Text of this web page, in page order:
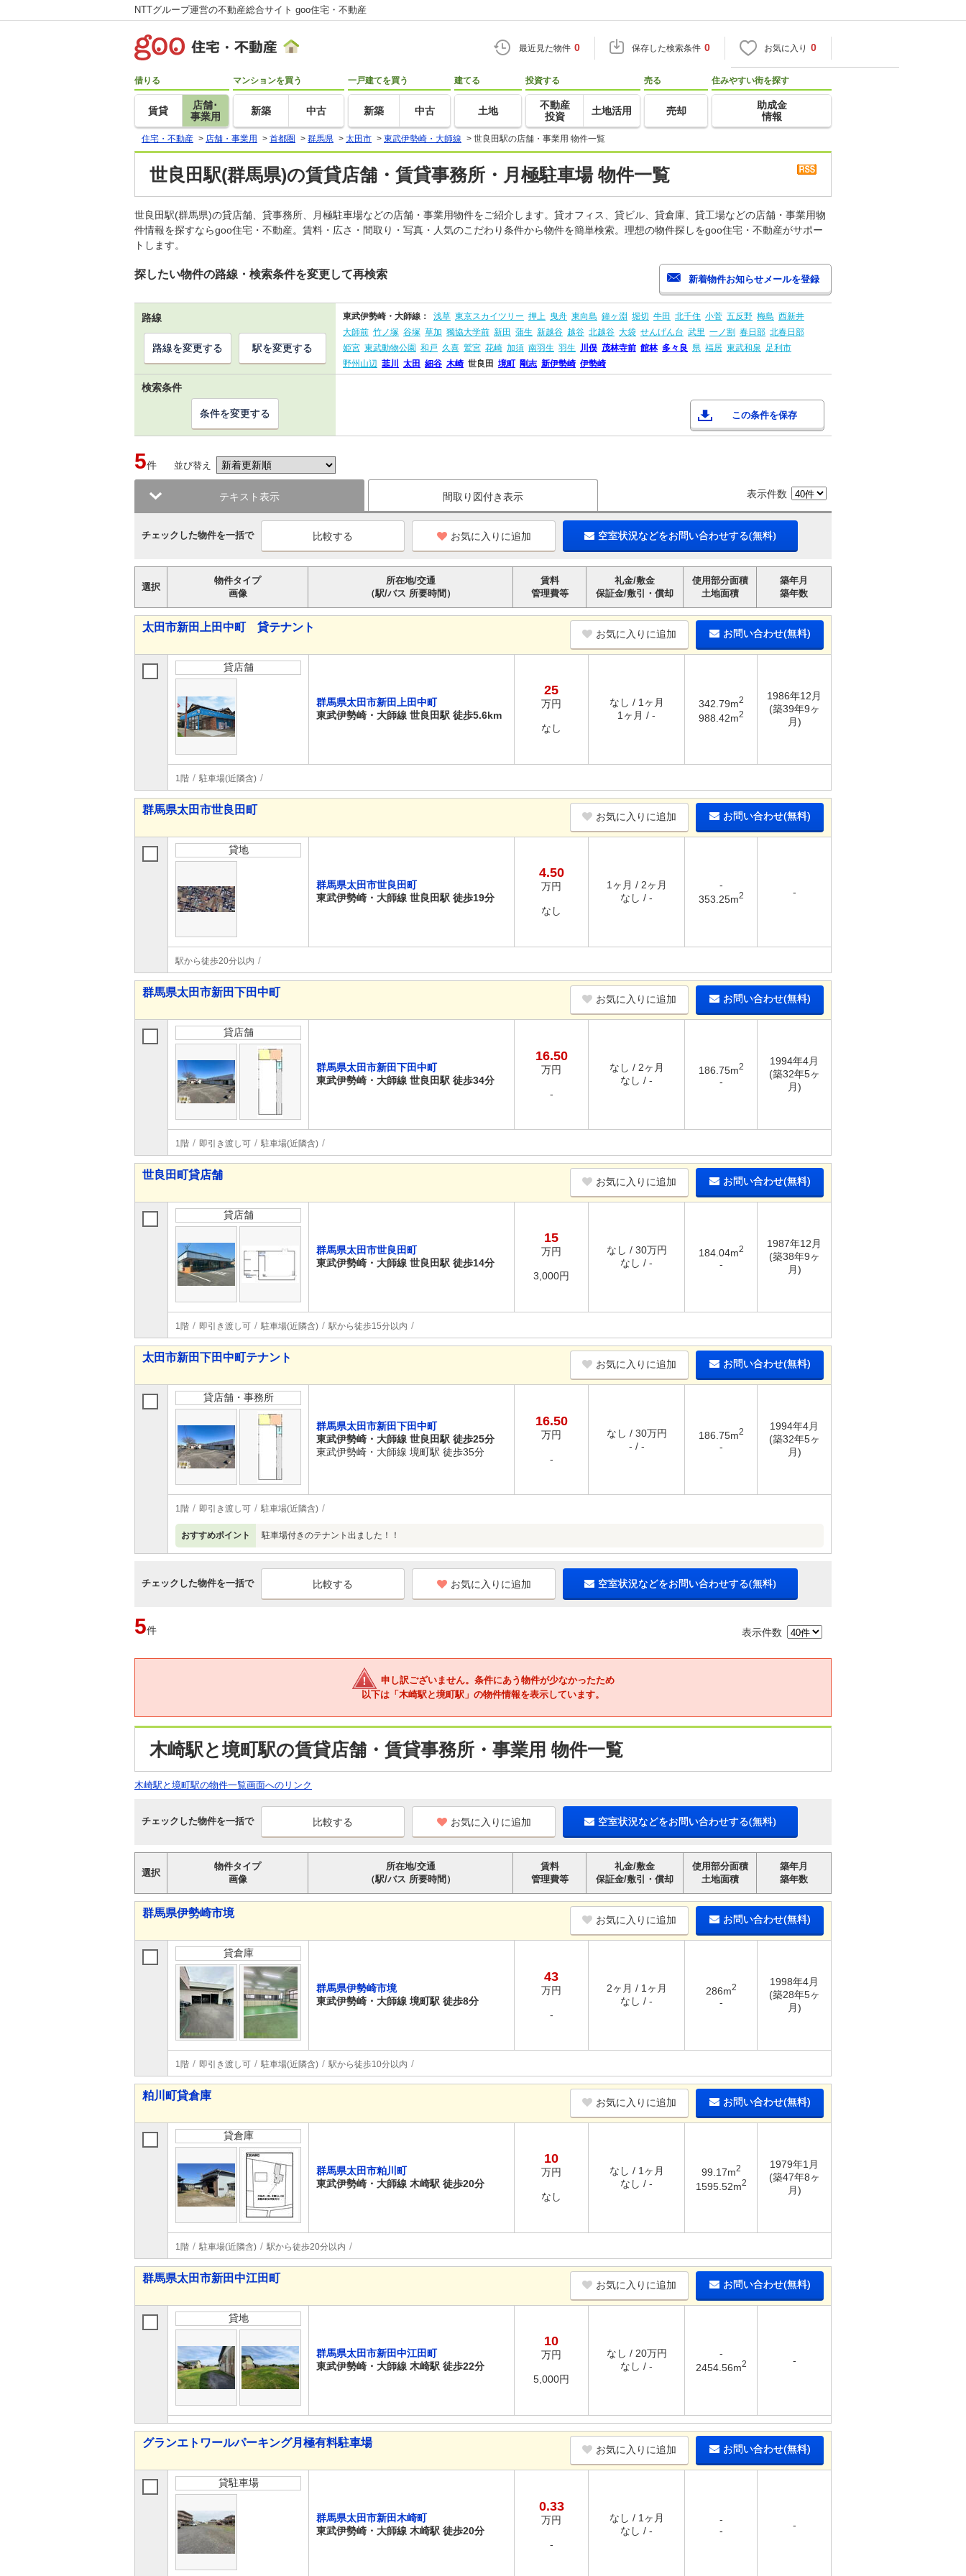
NTTグループ運営の不動産総合サイト goo住宅・不動産
最近見た物件 0 保存した検索条件 0 お気に入り 0
借りる
賃貸
店舗･
事業用
マンションを買う
新築 中古
一戸建てを買う
新築 中古
建てる
土地
投資する
不動産
投資
土地活用
売る
売却
住みやすい街を探す
助成金
情報
住宅・不動産 > 店舗・事業用 > 首都圏 > 群馬県 > 太田市 > 東武伊勢崎・大師線 > 世良田駅の店舗・事業用 物件一覧
世良田駅(群馬県)の賃貸店舗・賃貸事務所・月極駐車場 物件一覧
世良田駅(群馬県)の貸店舗、貸事務所、月極駐車場などの店舗・事業用物件をご紹介します。貸オフィス、貸ビル、貸倉庫、貸工場などの店舗・事業用物
件情報を探すならgoo住宅・不動産。賃料・広さ・間取り・写真・人気のこだわり条件から物件を簡単検索。理想の物件探しをgoo住宅・不動産がサポー
トします。
探したい物件の路線・検索条件を変更して再検索
路線 東武伊勢崎・大師線： 浅草 東京スカイツリー 押上 曳舟 東向島 鐘ヶ淵 堀切 牛田 北千住 小菅 五反野 梅島 西新井
大師前 竹ノ塚 谷塚 草加 獨協大学前 新田 蒲生 新越谷 越谷 北越谷 大袋 せんげん台 武里 一ノ割 春日部 北春日部
姫宮 東武動物公園 和戸 久喜 鷲宮 花崎 加須 南羽生 羽生 川俣 茂林寺前 館林 多々良 県 福居 東武和泉 足利市
野州山辺 韮川 太田 細谷 木崎 世良田 境町 剛志 新伊勢崎 伊勢崎
路線を変更する 駅を変更する
検索条件
この条件を保存
条件を変更する
5件 並び替え
テキスト表示 間取り図付き表示 表示件数
チェックした物件を一括で お気に入りに追加 空室状況などをお問い合わせする(無料)
選択
物件タイプ
画像
所在地/交通
（駅/バス 所要時間）
賃料
管理費等
礼金/敷金
保証金/敷引・償却
使用部分面積
土地面積
築年月
築年数
太田市新田上田中町 貸テナント
お気に入りに追加 お問い合わせ(無料)
貸店舗
群馬県太田市新田上田中町
東武伊勢崎・大師線 世良田駅 徒歩5.6km
25
万円
なし
なし / 1ヶ月
1ヶ月 / -
342.79m2
988.42m2
1986年12月
(築39年9ヶ
月)
1階 駐車場(近隣含)
群馬県太田市世良田町
お気に入りに追加 お問い合わせ(無料)
貸地
群馬県太田市世良田町
東武伊勢崎・大師線 世良田駅 徒歩19分
4.50
万円
なし
1ヶ月 / 2ヶ月
なし / -
-
353.25m2 -
駅から徒歩20分以内
群馬県太田市新田下田中町
お気に入りに追加 お問い合わせ(無料)
貸店舗
群馬県太田市新田下田中町
東武伊勢崎・大師線 世良田駅 徒歩34分
16.50
万円
-
なし / 2ヶ月
なし / -
186.75m2
-
1994年4月
(築32年5ヶ
月)
1階 即引き渡し可 駐車場(近隣含)
世良田町貸店舗
お気に入りに追加 お問い合わせ(無料)
貸店舗
群馬県太田市世良田町
東武伊勢崎・大師線 世良田駅 徒歩14分
15
万円
3,000円
なし / 30万円
なし / -
184.04m2
-
1987年12月
(築38年9ヶ
月)
1階 即引き渡し可 駐車場(近隣含) 駅から徒歩15分以内
太田市新田下田中町テナント
お気に入りに追加 お問い合わせ(無料)
貸店舗・事務所
群馬県太田市新田下田中町
東武伊勢崎・大師線 世良田駅 徒歩25分
東武伊勢崎・大師線 境町駅 徒歩35分
16.50
万円
-
なし / 30万円
- / -
186.75m2
-
1994年4月
(築32年5ヶ
月)
1階 即引き渡し可 駐車場(近隣含)
おすすめポイント 駐車場付きのテナント出ました！！
チェックした物件を一括で お気に入りに追加 空室状況などをお問い合わせする(無料)
5件 表示件数
申し訳ございません。条件にあう物件が少なかったため
以下は「木崎駅と境町駅」の物件情報を表示しています。
木崎駅と境町駅の賃貸店舗・賃貸事務所・事業用 物件一覧
木崎駅と境町駅の物件一覧画面へのリンク
チェックした物件を一括で お気に入りに追加 空室状況などをお問い合わせする(無料)
選択
物件タイプ
画像
所在地/交通
（駅/バス 所要時間）
賃料
管理費等
礼金/敷金
保証金/敷引・償却
使用部分面積
土地面積
築年月
築年数
群馬県伊勢崎市境
お気に入りに追加 お問い合わせ(無料)
貸倉庫
群馬県伊勢崎市境
東武伊勢崎・大師線 境町駅 徒歩8分
43
万円
-
2ヶ月 / 1ヶ月
なし / -
286m2
-
1998年4月
(築28年5ヶ
月)
1階 即引き渡し可 駐車場(近隣含) 駅から徒歩10分以内
粕川町貸倉庫
お気に入りに追加 お問い合わせ(無料)
貸倉庫
群馬県太田市粕川町
東武伊勢崎・大師線 木崎駅 徒歩20分
10
万円
なし
なし / 1ヶ月
なし / -
99.17m2
1595.52m2
1979年1月
(築47年8ヶ
月)
1階 駐車場(近隣含) 駅から徒歩20分以内
群馬県太田市新田中江田町
お気に入りに追加 お問い合わせ(無料)
貸地
群馬県太田市新田中江田町
東武伊勢崎・大師線 木崎駅 徒歩22分
10
万円
5,000円
なし / 20万円
なし / -
-
2454.56m2 -
グランエトワールパーキング月極有料駐車場
お気に入りに追加 お問い合わせ(無料)
貸駐車場
群馬県太田市新田木崎町
東武伊勢崎・大師線 木崎駅 徒歩20分
0.33
万円
-
なし / 1ヶ月
なし / -
-
-
-